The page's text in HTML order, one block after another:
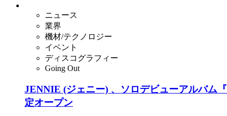
ニュース
業界
機材/テクノロジー
イベント
ディスコグラフィー
Going Out
JENNIE (ジェニー) 、ソロデビューアルバム
定オープン